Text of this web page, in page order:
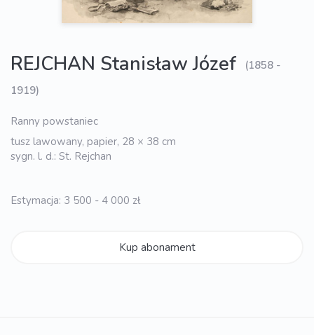
REJCHAN Stanisław Józef
(1858 -
1919)
Ranny powstaniec
tusz lawowany, papier, 28 × 38 cm
sygn. l. d.: St. Rejchan
Estymacja: 3 500 - 4 000 zł
Kup abonament